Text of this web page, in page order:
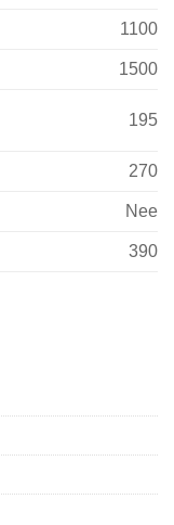
1100
1500
195
270
Nee
390